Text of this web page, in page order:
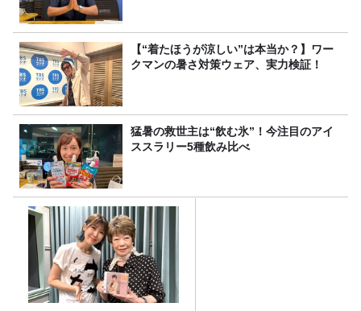
【“着たほうが涼しい”は本当か？】ワー
クマンの暑さ対策ウェア、実力検証！
猛暑の救世主は“飲む氷”！今注目のアイ
ススラリー5種飲み比べ